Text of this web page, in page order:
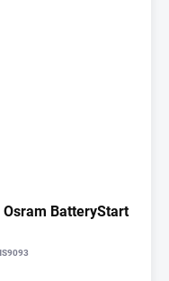
BatteryStart